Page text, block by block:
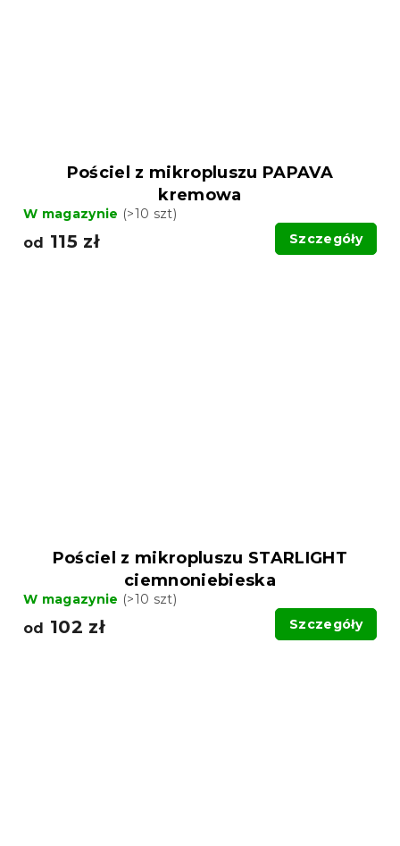
Pościel z mikropluszu PAPAVA
kremowa
W magazynie (>10 szt)
od 115 zł Szczegóły
Pościel z mikropluszu STARLIGHT
ciemnoniebieska
W magazynie (>10 szt)
od 102 zł Szczegóły